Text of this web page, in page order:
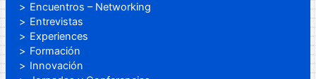
Encuentros – Networking
Entrevistas
Experiences
Formación
Innovación